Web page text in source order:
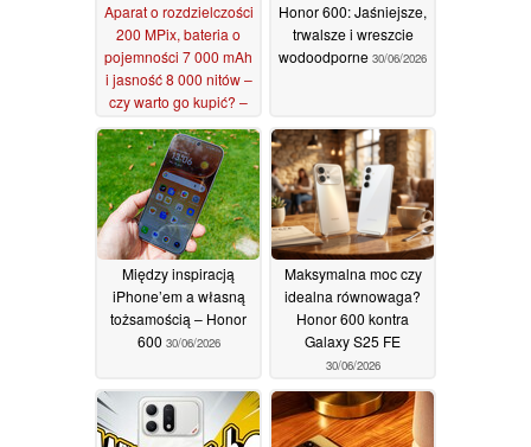
Aparat o rozdzielczości
200 MPix, bateria o
pojemności 7 000 mAh
i jasność 8 000 nitów –
czy warto go kupić? –
30/06/2026
Honor 600: Jaśniejsze,
trwalsze i wreszcie
wodoodporne 30/06/2026
Między inspiracją
iPhone’em a własną
tożsamością – Honor
600 30/06/2026
Maksymalna moc czy
idealna równowaga?
Honor 600 kontra
Galaxy S25 FE
30/06/2026